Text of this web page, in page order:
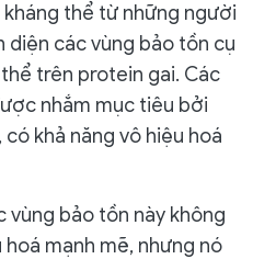
thể từ những người
diện các vùng bảo tồn cụ
trên protein gai. Các
nhắm mục tiêu bởi
khả năng vô hiệu hoá
vùng bảo tồn này không
mạnh mẽ, nhưng nó